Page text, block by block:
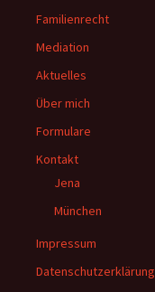
Familienrecht
Mediation
Aktuelles
Über mich
Formulare
Kontakt
Jena
München
Impressum
Datenschutzerklärung